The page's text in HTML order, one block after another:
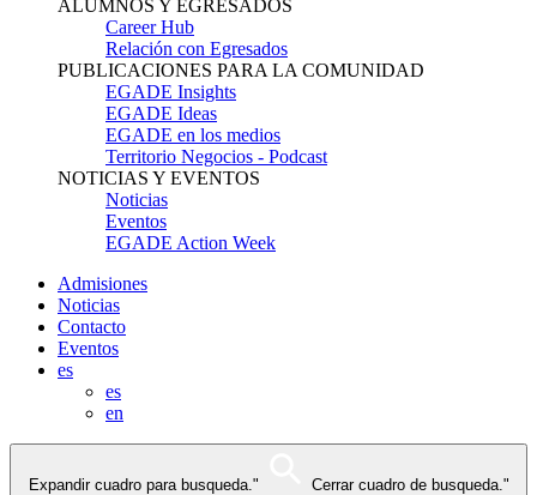
ALUMNOS Y EGRESADOS
Career Hub
Relación con Egresados
PUBLICACIONES PARA LA COMUNIDAD
EGADE Insights
EGADE Ideas
EGADE en los medios
Territorio Negocios - Podcast
NOTICIAS Y EVENTOS
Noticias
Eventos
EGADE Action Week
Admisiones
Noticias
Contacto
Eventos
es
es
en
Expandir cuadro para busqueda." Cerrar cuadro de busqueda."